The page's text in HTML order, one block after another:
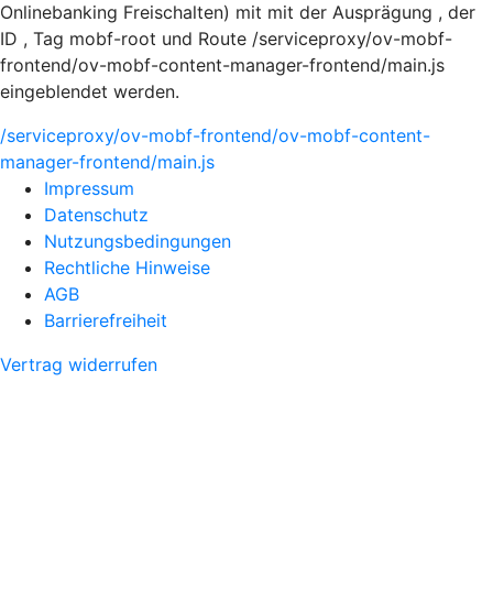
Onlinebanking Freischalten) mit mit der Ausprägung , der
ID , Tag mobf-root und Route /serviceproxy/ov-mobf-
frontend/ov-mobf-content-manager-frontend/main.js
eingeblendet werden.
/serviceproxy/ov-mobf-frontend/ov-mobf-content-
manager-frontend/main.js
Impressum
Datenschutz
Nutzungsbedingungen
Rechtliche Hinweise
AGB
Barrierefreiheit
Vertrag widerrufen